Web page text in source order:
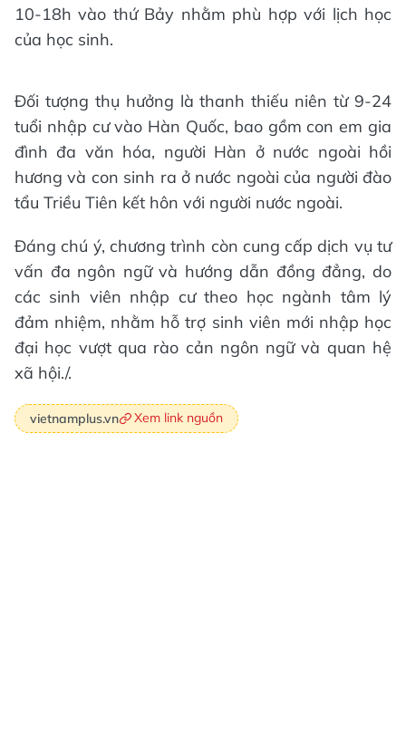
10-18h vào thứ Bảy nhằm phù hợp với lịch học
của học sinh.
Đối tượng thụ hưởng là thanh thiếu niên từ 9-24
tuổi nhập cư vào Hàn Quốc, bao gồm con em gia
đình đa văn hóa, người Hàn ở nước ngoài hồi
hương và con sinh ra ở nước ngoài của người đào
tẩu Triều Tiên kết hôn với người nước ngoài.
Đáng chú ý, chương trình còn cung cấp dịch vụ tư
vấn đa ngôn ngữ và hướng dẫn đồng đẳng, do
các sinh viên nhập cư theo học ngành tâm lý
đảm nhiệm, nhằm hỗ trợ sinh viên mới nhập học
đại học vượt qua rào cản ngôn ngữ và quan hệ
xã hội./.
vietnamplus.vn Xem link nguồn